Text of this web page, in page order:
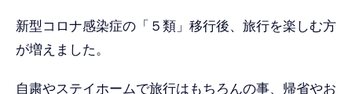
新型コロナ感染症の「５類」移行後、旅行を楽しむ方
が増えました。
自粛やステイホームで旅行はもちろんの事、帰省やお